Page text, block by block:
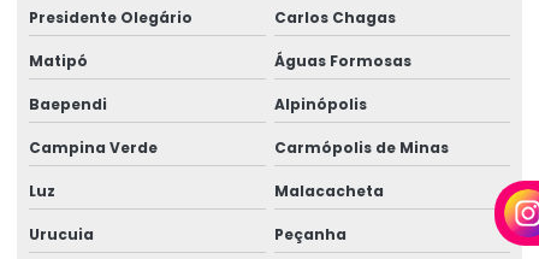
Perícia médica trabalhista para empresas
Perícia de periculosidade
Perícia técnica especializada
Perícia técnica insalubridade
Perícia técnica de insalubridade e periculosidade
Perícia trabalhista empresarial
Presidente Olegário Carlos Chagas
Matipó Águas Formosas
Baependi Alpinópolis
Campina Verde Carmópolis de Minas
Luz Malacacheta
Urucuia Peçanha